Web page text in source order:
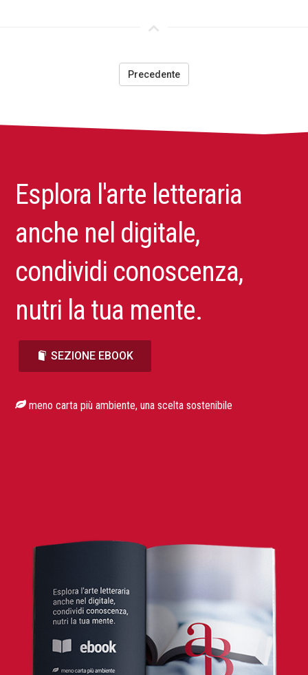
Precedente
Esplora l'arte letteraria
anche nel digitale,
condividi conoscenza,
nutri la tua mente.
SEZIONE EBOOK
meno carta più ambiente, una scelta sostenibile